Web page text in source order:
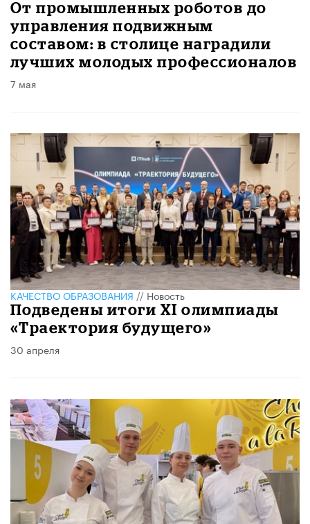
От промышленных роботов до
управления подвижным
составом: в столице наградили
лучших молодых профессионалов
7 мая
КАЧЕСТВО ОБРАЗОВАНИЯ//Новость
​Подведены итоги XI олимпиады
«Траектория будущего»
30 апреля